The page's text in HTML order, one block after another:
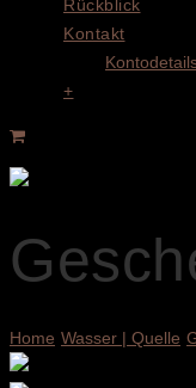
Rückblick
Kontakt
+
Home Wasser | Quelle